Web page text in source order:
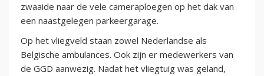
zwaaide naar de vele cameraploegen op het dak van
een naastgelegen parkeergarage.
Op het vliegveld staan zowel Nederlandse als
Belgische ambulances. Ook zijn er medewerkers van
de GGD aanwezig. Nadat het vliegtuig was geland,